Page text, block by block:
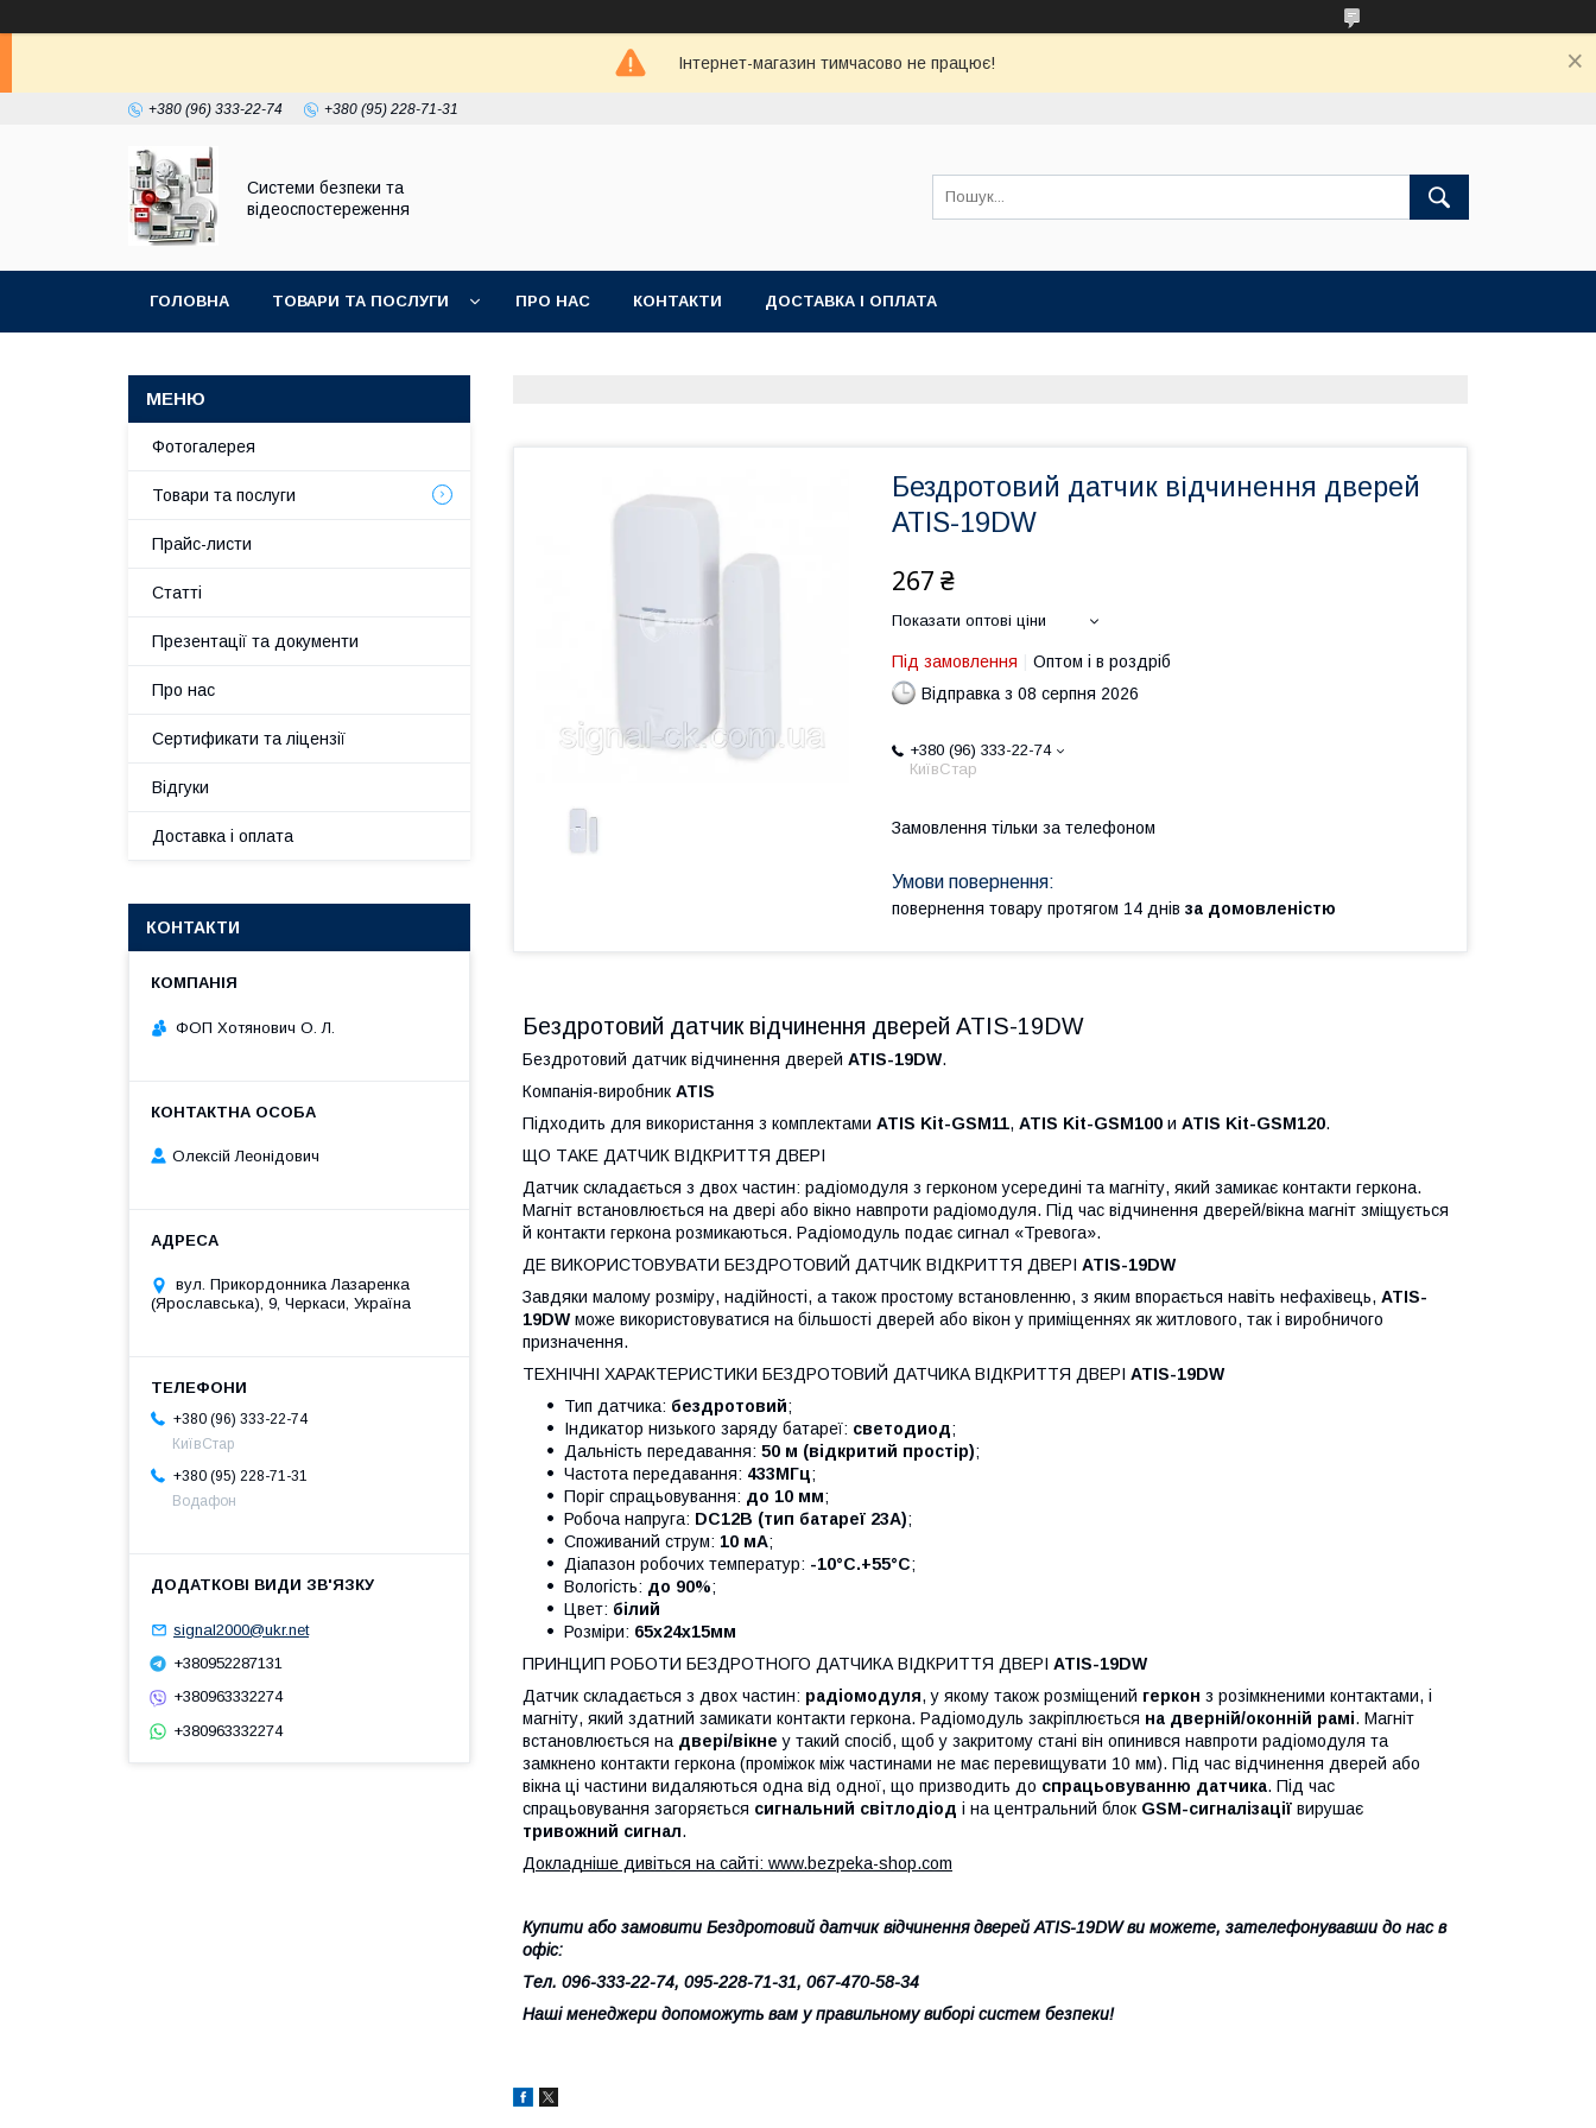
Інтернет-магазин тимчасово не працює!
+380 (96) 333-22-74 +380 (95) 228-71-31
Системи безпеки та
відеоспостереження
ГОЛОВНА ТОВАРИ ТА ПОСЛУГИ ПРО НАС КОНТАКТИ ДОСТАВКА І ОПЛАТА
Бездротовий датчик відчинення дверей
ATIS-19DW
267 ₴
Показати оптові ціни
Під замовлення
Оптом і в роздріб
Відправка з 08 серпня 2026
+380 (96) 333-22-74
КиївСтар
Замовлення тільки за телефоном
повернення товару протягом 14 днів за домовленістю
Бездротовий датчик відчинення дверей ATIS-19DW
Бездротовий датчик відчинення дверей ATIS-19DW.
Компанія-виробник ATIS
Підходить для використання з комплектами ATIS Kit-GSM11, ATIS Kit-GSM100 и ATIS Kit-GSM120.
ЩО ТАКЕ ДАТЧИК ВІДКРИТТЯ ДВЕРІ
Датчик складається з двох частин: радіомодуля з герконом усередині та магніту, який замикає контакти геркона.
Магніт встановлюється на двері або вікно навпроти радіомодуля. Під час відчинення дверей/вікна магніт зміщується
й контакти геркона розмикаються. Радіомодуль подає сигнал «Тревога».
ДЕ ВИКОРИСТОВУВАТИ БЕЗДРОТОВИЙ ДАТЧИК ВІДКРИТТЯ ДВЕРІ ATIS-19DW
Завдяки малому розміру, надійності, а також простому встановленню, з яким впорається навіть нефахівець, ATIS-
19DW може використовуватися на більшості дверей або вікон у приміщеннях як житлового, так і виробничого
призначення.
ТЕХНІЧНІ ХАРАКТЕРИСТИКИ БЕЗДРОТОВИЙ ДАТЧИКА ВІДКРИТТЯ ДВЕРІ ATIS-19DW
Тип датчика: бездротовий;
Індикатор низького заряду батареї: светодиод;
Дальність передавання: 50 м (відкритий простір);
Частота передавання: 433МГц;
Поріг спрацьовування: до 10 мм;
Робоча напруга: DC12В (тип батареї 23A);
Споживаний струм: 10 мА;
Діапазон робочих температур: -10°С.+55°С;
Вологість: до 90%;
Цвет: білий
Розміри: 65х24х15мм
ПРИНЦИП РОБОТИ БЕЗДРОТНОГО ДАТЧИКА ВІДКРИТТЯ ДВЕРІ ATIS-19DW
Датчик складається з двох частин: радіомодуля, у якому також розміщений геркон з розімкненими контактами, і
магніту, який здатний замикати контакти геркона. Радіомодуль закріплюється на дверній/оконній рамі. Магніт
встановлюється на двері/вікне у такий спосіб, щоб у закритому стані він опинився навпроти радіомодуля та
замкнено контакти геркона (проміжок між частинами не має перевищувати 10 мм). Під час відчинення дверей або
вікна ці частини видаляються одна від одної, що призводить до спрацьовуванню датчика. Під час
спрацьовування загоряється сигнальний світлодіод і на центральний блок GSM-сигналізації вирушає
тривожний сигнал.
Докладніше дивіться на сайті: www.bezpeka-shop.com
Купити або замовити Бездротовий датчик відчинення дверей ATIS-19DW ви можете, зателефонувавши до нас в
офіс:
Тел. 096-333-22-74, 095-228-71-31, 067-470-58-34
Наші менеджери допоможуть вам у правильному виборі систем безпеки!
Фотогалерея
Товари та послуги
Прайс-листи
Статті
Презентації та документи
Про нас
Сертификати та ліцензії
Відгуки
Доставка і оплата
КОНТАКТИ
ФОП Хотянович О. Л.
Олексій Леонідович
вул. Прикордонника Лазаренка
(Ярославська), 9, Черкаси, Україна
+380 (96) 333-22-74
КиївСтар
+380 (95) 228-71-31
Водафон
signal2000@ukr.net
+380952287131
+380963332274
+380963332274